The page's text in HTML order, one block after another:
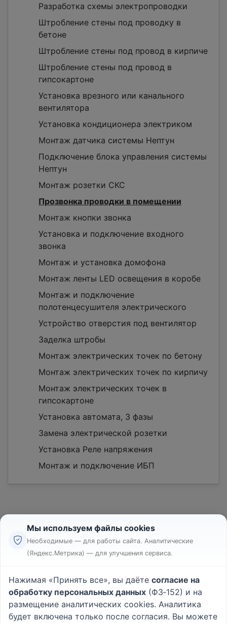
Разработка схемы электропроводки
Штробление стены под проводку в
бетоне
Штробление стены под провод в кирпиче
Штробление стены под провод в
гипсокартоне
Установка врезного или канального
вентилятора
Установка кондиционера электриком
Монтаж датчика системы Нептун
Подключение блока управления системы
Нептун
Монтаж розетки СКС
Прозвонка проводки в помещении
Монтаж кнопки звонка
Установка и подключение входного
звонка
Монтаж и установка домофона
Монтаж ленты LED освещения в коробе
Монтаж и подключение
полотенцесушителя электрического
Устройство отверстия под вентилятор
Заделка штробы
Монтаж электрических точек по бетону
Монтаж электрических точек по кирпичу
Монтаж электрических точек в
гипсокартоне
Установка автомата, 3 фазы
Замена электрической розетки
Установка Реле напряжения
Монтаж и подключение ИБП
Реклама
Пользовательское соглашение
Политика конфиденциальности
Вопрос - Ответ|О проекте
Мы используем файлы cookies
Необходимые — для работы сайта. Аналитические
(Яндекс.Метрика) — для улучшения сервиса.
Нажимая «Принять все», вы даёте согласие на
обработку персональных данных (ФЗ‑152) и на
размещение аналитических cookies. Аналитика
будет включена только после согласия. Вы можете